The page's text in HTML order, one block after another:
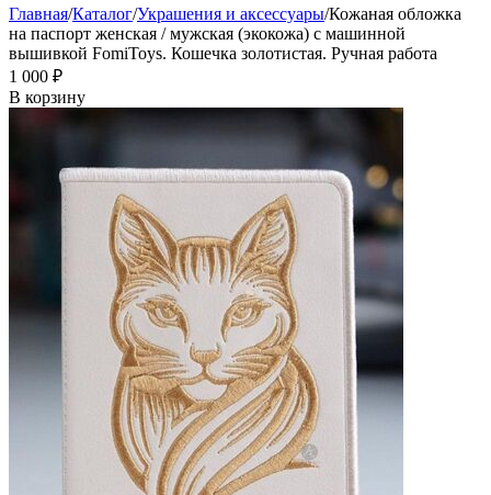
Главная/Каталог/Украшения и аксессуары/Кожаная обложка
на паспорт женская / мужская (экокожа) с машинной
вышивкой FomiToys. Кошечка золотистая. Ручная работа
1 000 ₽
В корзину